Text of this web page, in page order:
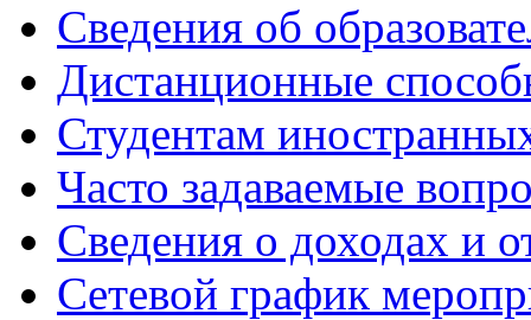
Сведения об
Дистанционные
Студентам
Часто задаваемые
Сведения о доходах и
Сетевой график